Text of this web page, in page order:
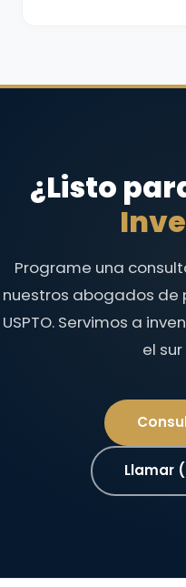
¿Listo
Programe una
nuestros abogados
USPTO. Servimos a
el
Llamar